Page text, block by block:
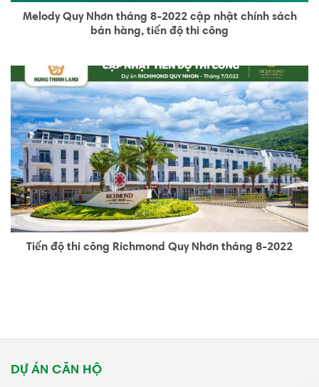
Melody Quy Nhơn tháng 8-2022 cập nhật chính sách
bán hàng, tiến độ thi công
Tiến độ thi công Richmond Quy Nhơn tháng 8-2022
DỰ ÁN CĂN HỘ